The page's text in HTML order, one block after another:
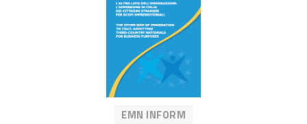
EMN INFORM